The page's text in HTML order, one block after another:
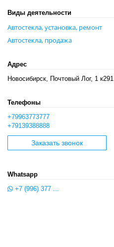
Виды деятельности
Автостекла, установка, ремонт
Автостекла, продажа
Адрес
Новосибирск, Почтовый Лог, 1 к291
Телефоны
+79963773777
+79139388888
Заказать звонок
Whatsapp
+7 (996) 377 ...